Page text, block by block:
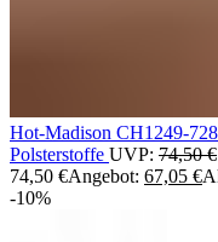
Hot-Madison CH1249-
Polsterstoffe UVP: 74,50€
74,50 €Angebot: 67,05 €
-10%